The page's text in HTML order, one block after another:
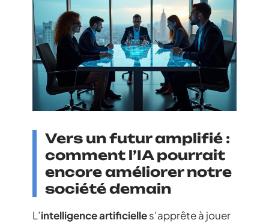
Vers un futur amplifié :
comment l’IA pourrait
encore améliorer notre
société demain
L’intelligence artificielles’apprête à jouer